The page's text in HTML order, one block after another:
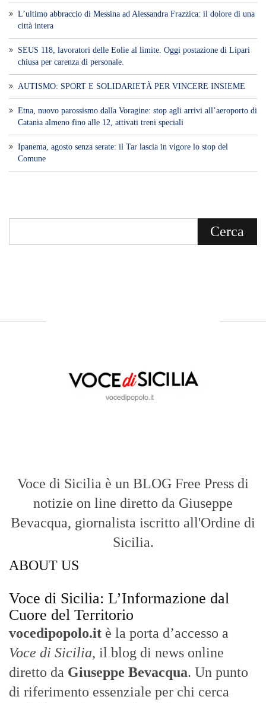
L’ultimo abbraccio di Messina ad Alessandra Frazzica: il dolore di una
città intera
SEUS 118, lavoratori delle Eolie al limite. Oggi postazione di Lipari
chiusa per carenza di personale.
AUTISMO: SPORT E SOLIDARIETÀ PER VINCERE INSIEME
Etna, nuovo parossismo dalla Voragine: stop agli arrivi all’aeroporto di
Catania almeno fino alle 12, attivati treni speciali
Ipanema, agosto senza serate: il Tar lascia in vigore lo stop del
Comune
Voce di Sicilia è un BLOG Free Press di
notizie on line diretto da Giuseppe
Bevacqua, giornalista iscritto all'Ordine di
Sicilia.
ABOUT US
Voce di Sicilia: L’Informazione dal
Cuore del Territorio
vocedipopolo.it è la porta d’accesso a
Voce di Sicilia, il blog di news online
diretto da Giuseppe Bevacqua. Un punto
di riferimento essenziale per chi cerca